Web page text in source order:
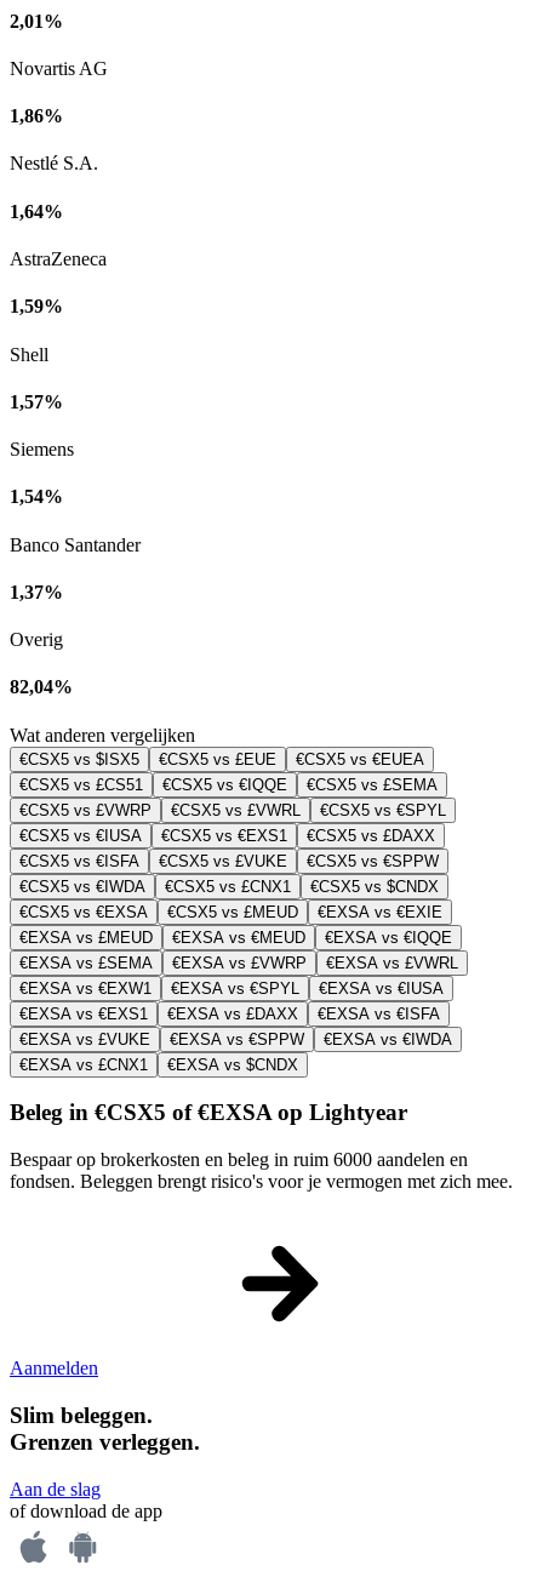
2,01%
Novartis AG
1,86%
Nestlé S.A.
1,64%
AstraZeneca
1,59%
Shell
1,57%
Siemens
1,54%
Banco Santander
1,37%
Overig
82,04%
Wat anderen vergelijken
€CSX5 vs $ISX5 €CSX5 vs £EUE
€CSX5 vs €EUEA
€CSX5 vs £CS51
€CSX5 vs €IQQE
€CSX5 vs £SEMA
€CSX5 vs £VWRP
€CSX5 vs £VWRL
€CSX5 vs €SPYL
€CSX5 vs €IUSA
€CSX5 vs €EXS1
€CSX5 vs £DAXX
€CSX5 vs €ISFA
€CSX5 vs £VUKE
€CSX5 vs €SPPW
€CSX5 vs €IWDA
€CSX5 vs £CNX1
€CSX5 vs $CNDX
€CSX5 vs €EXSA
€CSX5 vs £MEUD
€EXSA vs €EXIE
€EXSA vs £MEUD
€EXSA vs €MEUD
€EXSA vs €IQQE
€EXSA vs £SEMA
€EXSA vs £VWRP
€EXSA vs £VWRL
€EXSA vs €EXW1
€EXSA vs €SPYL
€EXSA vs €IUSA
€EXSA vs €EXS1
€EXSA vs £DAXX
€EXSA vs €ISFA
€EXSA vs £VUKE
€EXSA vs €SPPW
€EXSA vs €IWDA
€EXSA vs £CNX1
€EXSA vs $CNDX
Beleg in €CSX5 of €EXSA op Lightyear
Bespaar op brokerkosten en beleg in ruim 6000 aandelen en
fondsen. Beleggen brengt risico's voor je vermogen met zich mee.
Aanmelden
Slim beleggen.
Grenzen verleggen.
Aan de slag
of download de app